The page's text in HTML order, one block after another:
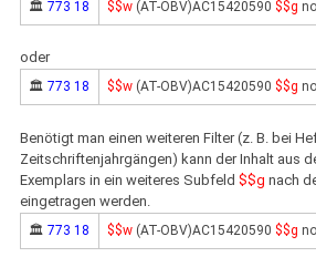
🏛773 18 $$w (AT-OBV)AC15420590 $$g
oder
🏛773 18 $$w (AT-OBV)AC15420590 $$g
Benötigt man einen weiteren Filter (z. B. bei
Zeitschriftenjahrgängen) kann der Inhalt aus
Exemplars in ein weiteres Subfeld $$g nach
eingetragen werden.
🏛773 18 $$w (AT-OBV)AC15420590 $$g